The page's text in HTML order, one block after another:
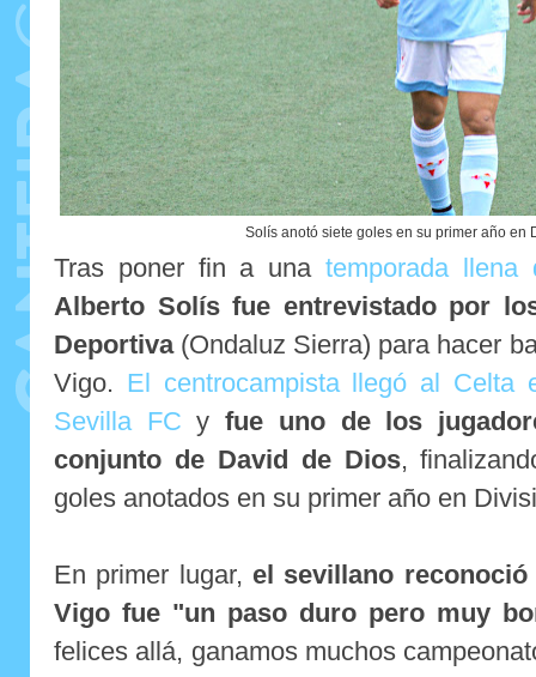
Solís anotó siete goles en su primer año en
Tras poner fin a una temporada llena
Alberto Solís fue entrevistado por
Deportiva(Ondaluz Sierra) para hacer
Vigo. El centrocampista llegó al Celta
Sevilla FC yfue uno de los
conjunto de David de Dios,
goles anotados en su primer año en
En primer lugar, el sevillano
Vigo fue "un paso duro pero muy
felices allá, ganamos muchos